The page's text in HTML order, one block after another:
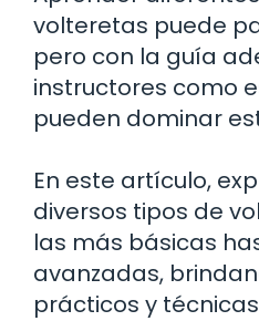
volteretas puede
pero con la guía
instructores como
pueden dominar
En este artículo,
diversos tipos de
las más básicas
avanzadas,
prácticos y